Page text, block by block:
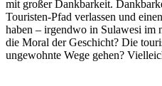
mit großer Dankbarkeit.
Touristen-Pfad verlassen und
haben – irgendwo in Sulawesi
die Moral der Geschicht? Die
ungewohnte Wege gehen?